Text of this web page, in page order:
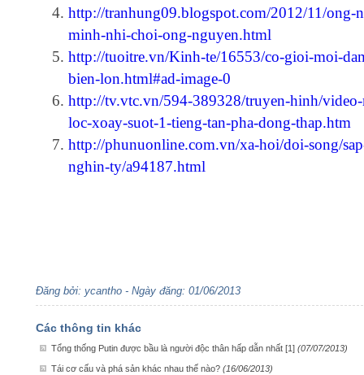
http://tranhung09.blogspot.com/2012/11/ong-
minh-nhi-choi-ong-nguyen.html
http://tuoitre.vn/Kinh-te/16553/co-gioi-moi-
bien-lon.html#ad-image-0
http://tv.vtc.vn/594-389328/truyen-hinh/video-
loc-xoay-suot-1-tieng-tan-pha-dong-thap.htm
http://phunuonline.com.vn/xa-hoi/doi-song/
nghin-ty/a94187.html
Đăng bởi: ycantho - Ngày đăng: 01/06/2013
Các thông tin khác
Tổng thống Putin được bầu là người độc thân hấp dẫn nhất [1] (07/07/2013)
Tái cơ cấu và phá sản khác nhau thế nào? (16/06/2013)